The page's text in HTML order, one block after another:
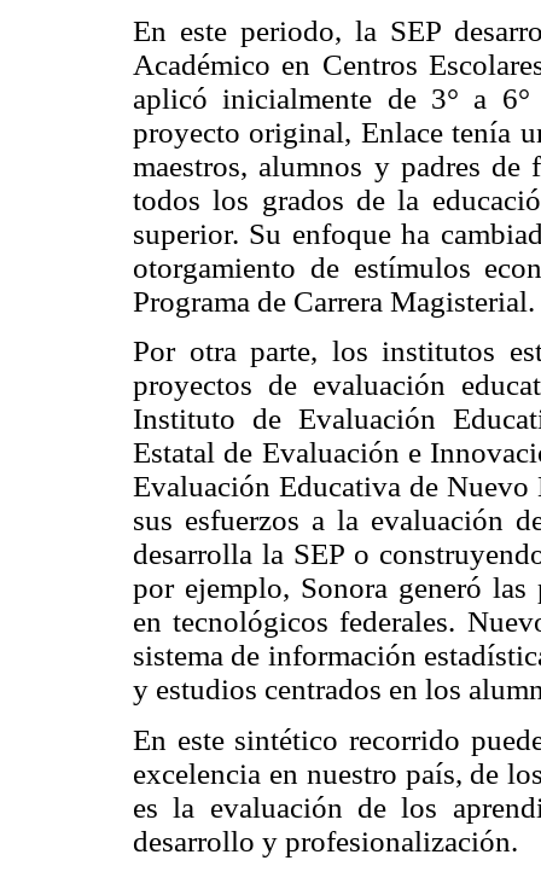
En este periodo, la SEP
Académico en Centros
aplicó inicialmente de 3° a
proyecto original, Enlace tenía
maestros, alumnos y padres
todos los grados de la
superior. Su enfoque ha
otorgamiento de estímulos
Programa de Carrera Magisterial.
Por otra parte, los institutos
proyectos de evaluación
Instituto de Evaluación
Estatal de Evaluación e
Evaluación Educativa de Nuevo
sus esfuerzos a la evaluación
desarrolla la SEP o
por ejemplo, Sonora generó las
en tecnológicos federales.
sistema de información
y estudios centrados en los
En este sintético recorrido
excelencia en nuestro país, de
es la evaluación de los
desarrollo y profesionalización.